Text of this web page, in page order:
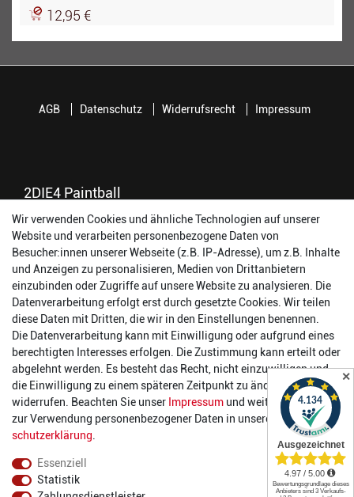
12,95 €
2DIE4 Paintball
56457 Westerburg
Reinhold-Ferger-Straße 26
order@2die4-sports.com
0 26 63/ 9 68 69 37
Öffnungszeiten
Montag:
14:00 - 17:00 Uhr
Dienstag:
14:00 - 17:00 Uhr
Mittwoch:
14:00 - 17:00 Uhr
Donnerstag:
14:00 - 17:00 Uhr
Freitag:
14:00 - 19:00 Uhr
Samstag:
10:00 - 17:00 Uhr
AGB Datenschutz Widerrufsrecht Impressum
Wir verwenden Cookies und ähnliche Technologien auf unserer
Website und verarbeiten personenbezogene Daten von
Besucher:innen unserer Webseite (z.B. IP-Adresse), um z.B. Inhalte
und Anzeigen zu personalisieren, Medien von Drittanbietern
einzubinden oder Zugriffe auf unsere Website zu analysieren. Die
Datenverarbeitung erfolgt erst durch gesetzte Cookies. Wir teilen
diese Daten mit Dritten, die wir in den Einstellungen benennen.
Die Datenverarbeitung kann mit Einwilligung oder aufgrund eines
berechtigten Interesses erfolgen. Die Zustimmung kann erteilt oder
abgelehnt werden. Es besteht das Recht, nicht einzuwilligen und
die Einwilligung zu einem späteren Zeitpunkt zu ändern oder zu
widerrufen. Beachten Sie unser Impressum und weitere Hinweise
zur Verwendung personenbezogener Daten in unserer
Daten­
schutz­erklärung
Essenziell
Statistik
✕